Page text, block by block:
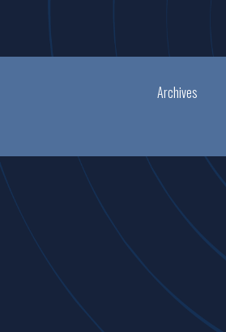
Archives